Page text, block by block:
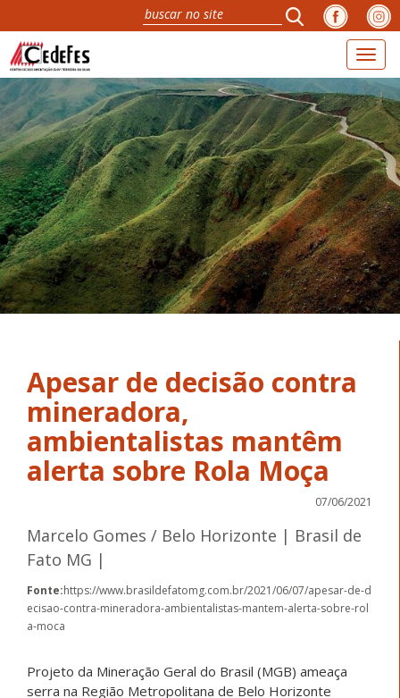
Apesar de decisão contra
mineradora,
ambientalistas mantêm
alerta sobre Rola Moça
07/06/2021
Marcelo Gomes / Belo Horizonte | Brasil de
Fato MG |
Fonte:https://www.brasildefatomg.com.br/2021/06/07/apesar-de-d
ecisao-contra-mineradora-ambientalistas-mantem-alerta-sobre-rol
a-moca
Projeto da Mineração Geral do Brasil (MGB) ameaça
serra na Região Metropolitana de Belo Horizonte